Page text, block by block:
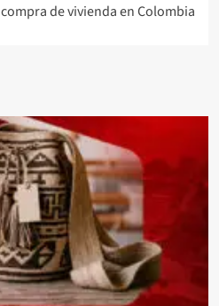
compra de vivienda en Colombia